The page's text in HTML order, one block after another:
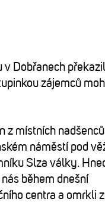
v Dobřanech překazil
zájemců
z místních
náměstí pod
Slza války.
během dnešní
centra a omrkli